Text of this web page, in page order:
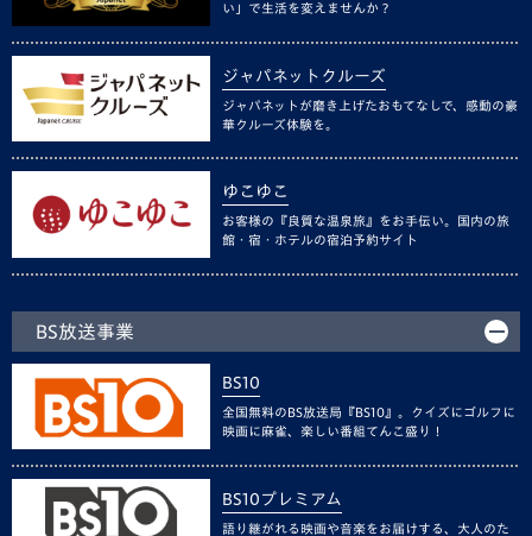
い」で生活を変えませんか？
ジャパネットクルーズ
ジャパネットが磨き上げたおもてなしで、感動の豪
華クルーズ体験を。
ゆこゆこ
お客様の『良質な温泉旅』をお手伝い。国内の旅
館・宿・ホテルの宿泊予約サイト
BS放送事業
BS10
全国無料のBS放送局『BS10』。クイズにゴルフに
映画に麻雀、楽しい番組てんこ盛り！
BS10プレミアム
語り継がれる映画や音楽をお届けする、大人のた